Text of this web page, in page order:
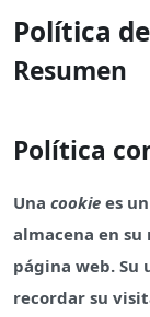
Política
Resumen
Política
Una cookie es
almacena en
página web. Su
recordar su